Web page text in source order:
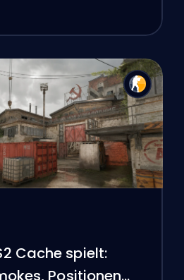
Cache spielt:
Positionen